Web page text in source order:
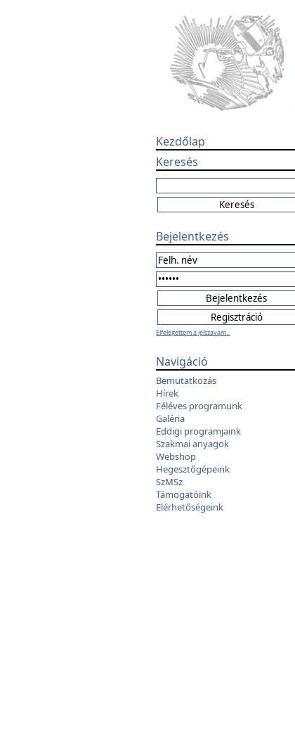
Kezdőlap
Keresés
Bejelentkezés
Elfelejtettem a jelszavam...
Navigáció
Bemutatkozás
Hírek
Féléves programunk
Galéria
Eddigi programjaink
Szakmai anyagok
Webshop
Hegesztőgépeink
SzMSz
Támogatóink
Elérhetőségeink